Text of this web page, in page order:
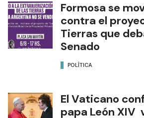
Formosa se
contra el
Tierras que
Senado
POLÍTICA
El Vaticano
papa León XIV